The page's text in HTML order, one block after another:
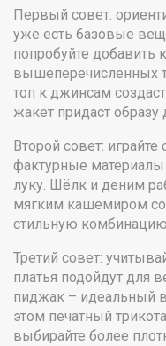
Первый совет:
уже есть базовые
попробуйте добавить
вышеперечисленных
топ к джинсам
жакет придаст
Второй совет: играйте
фактурные
луку. Шёлк и деним
мягким кашемиром
стильную
Третий совет:
платья подойдут для
пиджак – идеальный
этом печатный
выбирайте более